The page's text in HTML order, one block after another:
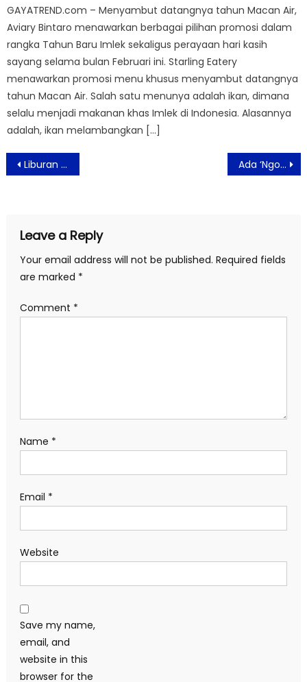
GAYATREND.com – Menyambut datangnya tahun Macan Air,
Aviary Bintaro menawarkan berbagai pilihan promosi dalam
rangka Tahun Baru Imlek sekaligus perayaan hari kasih
sayang selama bulan Februari ini. Starling Eatery
menawarkan promosi menu khusus menyambut datangnya
tahun Macan Air. Salah satu menunya adalah ikan, dimana
selalu menjadi makanan khas Imlek di Indonesia. Alasannya
adalah, ikan melambangkan […]
Post
navigation
Liburan Mengesankan di Aston Bogor ‘School Funcation’ Ada ‘Ngopi Bareng Labrak Squads’ di Jambuluwuk Convention Hall & Resort Puncak
Leave a Reply
Your email address will not be published. Required fields
are marked *
Comment *
Name *
Email *
Website
Save my name,
email, and
website in this
browser for the